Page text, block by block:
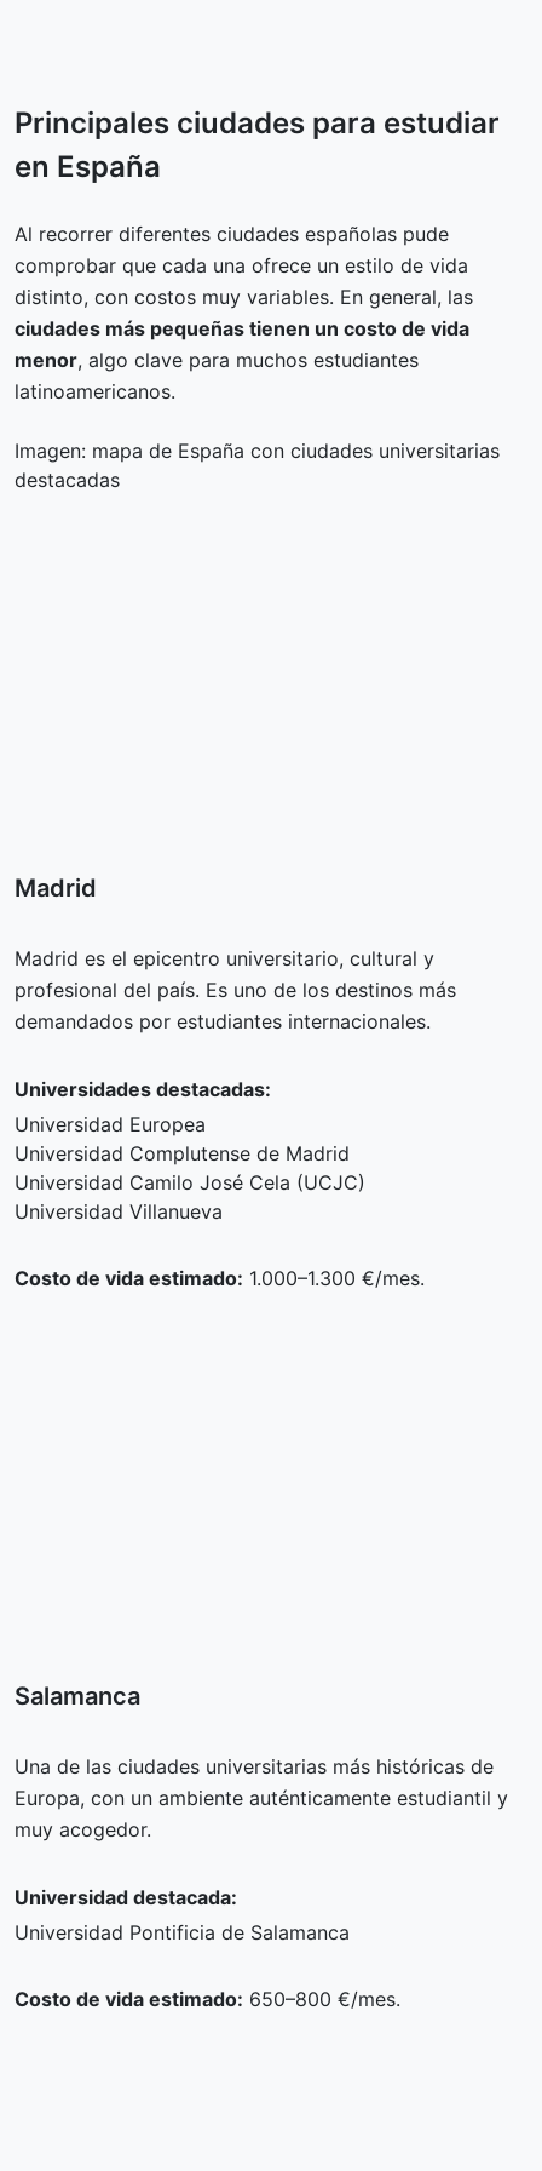
Principales ciudades para estudiar
en España
Al recorrer diferentes ciudades españolas pude
comprobar que cada una ofrece un estilo de vida
distinto, con costos muy variables. En general, las
ciudades más pequeñas tienen un costo de vida
menor, algo clave para muchos estudiantes
latinoamericanos.
Imagen: mapa de España con ciudades universitarias
destacadas
Madrid
Madrid es el epicentro universitario, cultural y
profesional del país. Es uno de los destinos más
demandados por estudiantes internacionales.
Universidades destacadas:
Universidad Europea
Universidad Complutense de Madrid
Universidad Camilo José Cela (UCJC)
Universidad Villanueva
Costo de vida estimado: 1.000–1.300 €/mes.
Salamanca
Una de las ciudades universitarias más históricas de
Europa, con un ambiente auténticamente estudiantil y
muy acogedor.
Universidad destacada:
Universidad Pontificia de Salamanca
Costo de vida estimado: 650–800 €/mes.